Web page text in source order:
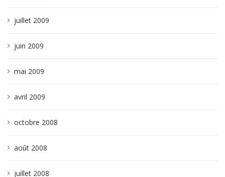
juillet 2009
juin 2009
mai 2009
avril 2009
octobre 2008
août 2008
juillet 2008